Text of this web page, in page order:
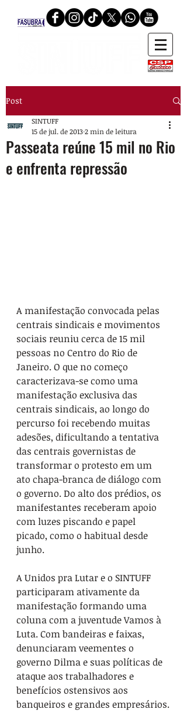
Post
Passeata reúne 15 mil no Rio
e enfrenta repressão
SINTUFF
15 de jul. de 20132 min de leitura
A manifestação convocada pelas
centrais sindicais e movimentos
sociais reuniu cerca de 15 mil
pessoas no Centro do Rio de
Janeiro. O que no começo
caracterizava-se como uma
manifestação exclusiva das
centrais sindicais, ao longo do
percurso foi recebendo muitas
adesões, dificultando a tentativa
das centrais governistas de
transformar o protesto em um
ato chapa-branca de diálogo com
o governo. Do alto dos prédios, os
manifestantes receberam apoio
com luzes piscando e papel
picado, como o habitual desde
junho.
A Unidos pra Lutar e o SINTUFF
participaram ativamente da
manifestação formando uma
coluna com a juventude Vamos à
Luta. Com bandeiras e faixas,
denunciaram veementes o
governo Dilma e suas políticas de
ataque aos trabalhadores e
benefícios ostensivos aos
banqueiros e grandes empresários.